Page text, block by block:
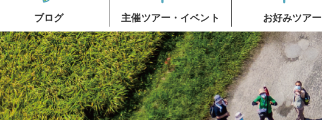
ブログ 主催ツアー・イベント お好みツアー